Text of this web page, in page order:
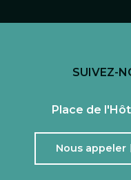
SUIVEZ-
Place de
Nous appeler